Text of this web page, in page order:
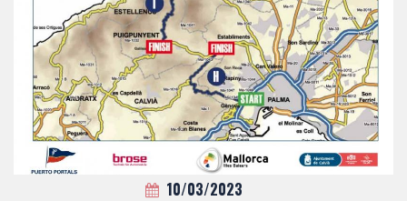
10/03/2023